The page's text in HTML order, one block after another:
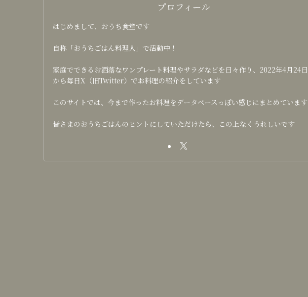
プロフィール
はじめまして、おうち食堂です
自称「おうちごはん料理人」で活動中！
家庭でできるお洒落なワンプレート料理やサラダなどを日々作り、2022年4月24日
から毎日X（旧Twitter）でお料理の紹介をしています
このサイトでは、今まで作ったお料理をデータベースっぽい感じにまとめています
皆さまのおうちごはんのヒントにしていただけたら、この上なくうれしいです